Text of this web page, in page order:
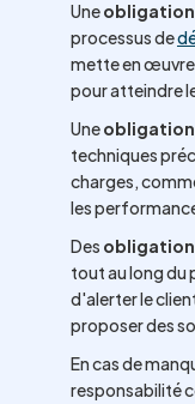
Uneobligation
processus de
mette en œuvre
pour atteindre
Une
techniques
charges,
les
Des
tout au long du
d'alerter le
proposer des
En cas de
responsabilité